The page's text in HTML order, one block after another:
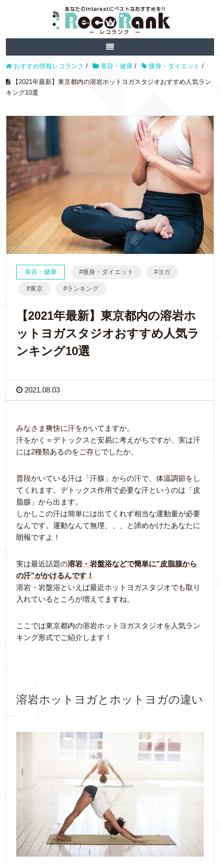
おすすめ情報レコランク / 美容・健康 / 痩身・ダイエット /
【2021年最新】東京都内の溶岩ホットヨガスタジオおすすめ人気ラン
キング10選
美容・健康 痩身・ダイエット ヨガ
東京 ランキング
【2021年最新】東京都内の溶岩ホ
ットヨガスタジオおすすめ人気ラ
ンキング10選
2021.08.03
みなさま爽快に汗をかいてますか。
汗をかく＝デトックスと安易に考えがちですが、実は汗
には2種類あるのをご存じでしたか。
普段かいている汗は「汗腺」からの汗で、体温調節をし
てくれます。デトックス作用で必要な汗というのは「皮
脂腺」から出ます。
しかしこの汗は簡単には出てくれず相当な運動量が必要
なんです。運動なんて無理、、、と諦めかけたあなたに
朗報ですよ！
実は最近話題の溶岩・岩盤浴などで簡単に”皮脂腺から
の汗”がかけるんです！
溶岩・岩盤浴といえば最近ホットヨガスタジオでも取り
入れているところが増えてますね。
ここでは東京都内の溶岩ホットヨガスタジオを人気ラン
キング形式でご紹介します！
溶岩ホットヨガとホットヨガの違い